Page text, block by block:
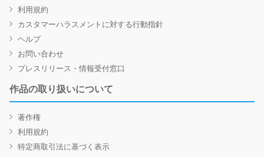
利用規約
カスタマーハラスメントに対する行動指針
ヘルプ
お問い合わせ
プレスリリース・情報受付窓口
作品の取り扱いについて
著作権
利用規約
特定商取引法に基づく表示